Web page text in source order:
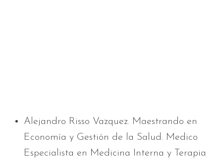
Alejandro Risso Vazquez. Maestrando en
Economía y Gestión de la Salud. Medico
Especialista en Medicina Interna y Terapia